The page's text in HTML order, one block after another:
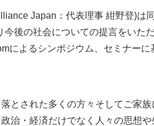
Japan：代表理事 紺野登)は
後の社会についての提言をいた
によるシンポジウム、セミナーに
とされた多くの方々そしてご家族
治・経済だけでなく人々の思想